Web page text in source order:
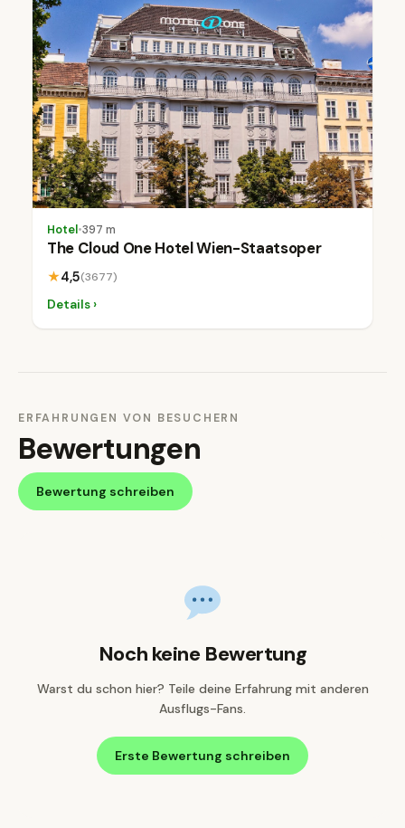
Hotel•397 m
The Cloud One Hotel Wien-Staatsoper
★4,5(3677)
Details ›
ERFAHRUNGEN VON BESUCHERN
Bewertungen
Bewertung schreiben
Noch keine Bewertung
Warst du schon hier? Teile deine Erfahrung mit anderen
Ausflugs-Fans.
Erste Bewertung schreiben